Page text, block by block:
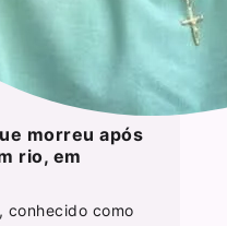
morreu após
rio, em
conhecido como